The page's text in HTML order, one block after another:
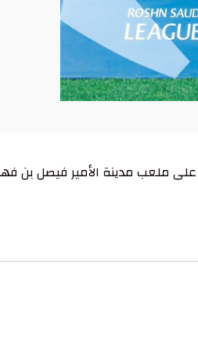
نادي الأهلي ضيفًا على نادي الرياض يوم الأثنين القادم في الجولة الختامية من منافسات دوري روشن2025/2024